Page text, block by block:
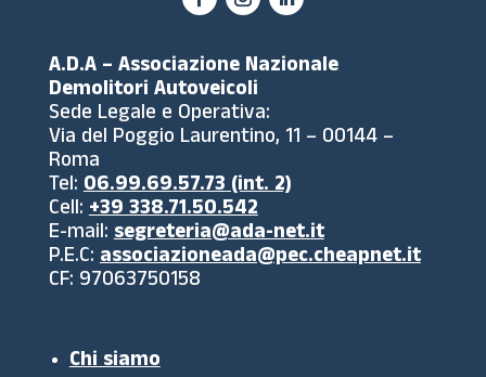
A.D.A – Associazione Nazionale
Demolitori Autoveicoli
Sede Legale e Operativa:
Via del Poggio Laurentino, 11 – 00144 –
Roma
Tel:06.99.69.57.73 (int. 2)
Cell:+39 338.71.50.542
E-mail:segreteria@ada-net.it
P.E.C:associazioneada@pec.cheapnet.it
CF: 97063750158
Chi siamo